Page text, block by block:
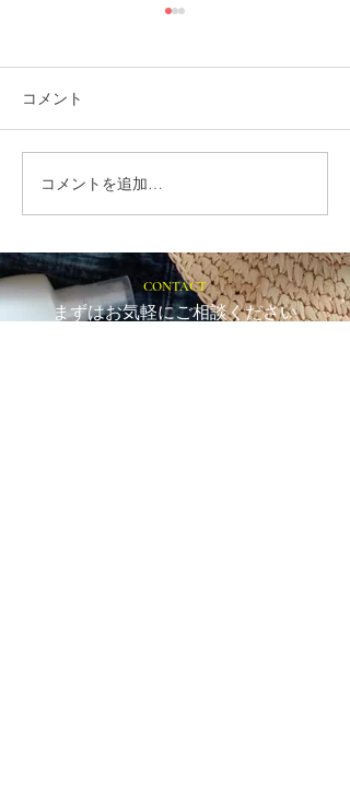
就労選択支援とは？B型利
用前に確認しておきたい
コメント
コメントを追加…
CONTACT
まずはお気軽にご相談ください